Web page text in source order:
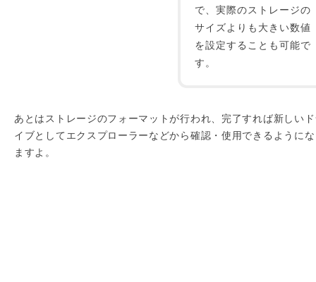
で、実際のストレージの
サイズよりも大きい数値
を設定することも可能で
す。
あとはストレージのフォーマットが行われ、完了すれば新しい
イブとしてエクスプローラーなどから確認・使用できるように
ますよ。